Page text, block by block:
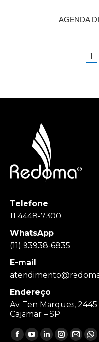
AGENDA
1
Telefone
11 4448-7300
WhatsApp
(11) 93938-6835
E-mail
Endereço
Av. Ten Marques,
Cajamar – SP
Encontre-nos em:
Facebook
YouTube
Linkedin
Instagram
Mail